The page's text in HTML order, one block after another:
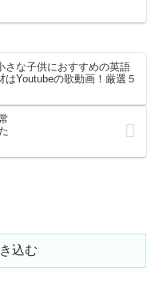
さな子供におすすめの英語
はYoutubeの歌動画！厳選５
込む